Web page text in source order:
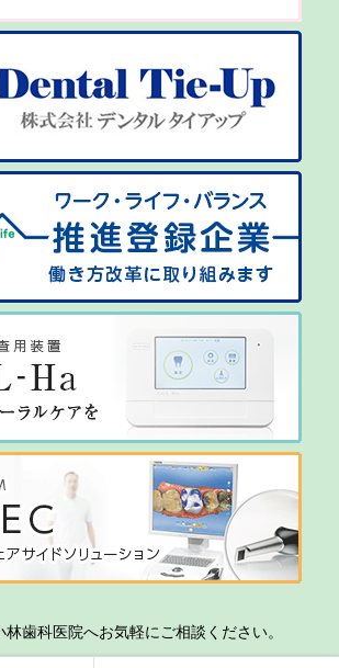
歯科医院へお気軽にご相談ください。